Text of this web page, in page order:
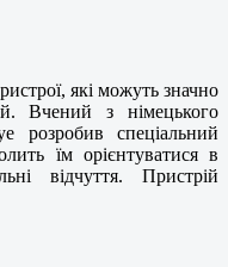
які можуть значно
Вчений з німецького
розробив спеціальний
їм орієнтуватися в
відчуття. Пристрій